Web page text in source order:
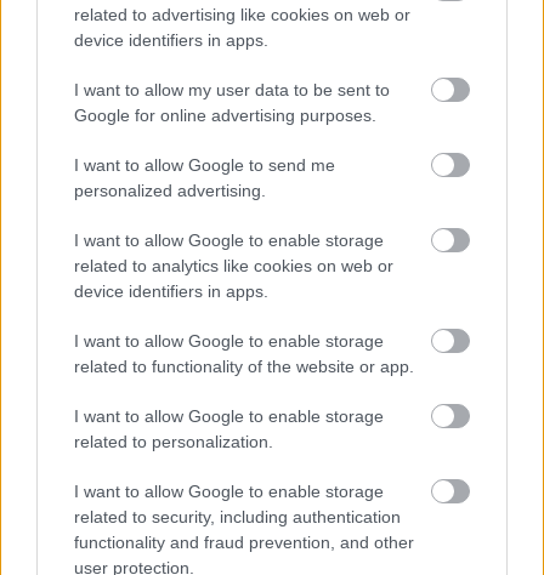
related to advertising like cookies on web or
device identifiers in apps.
I want to allow my user data to be sent to
Google for online advertising purposes.
I want to allow Google to send me
personalized advertising.
I want to allow Google to enable storage
related to analytics like cookies on web or
device identifiers in apps.
I want to allow Google to enable storage
related to functionality of the website or app.
I want to allow Google to enable storage
related to personalization.
I want to allow Google to enable storage
related to security, including authentication
functionality and fraud prevention, and other
user protection.
Ίσως λοιπόν αυτό είναι το χόμπι του.